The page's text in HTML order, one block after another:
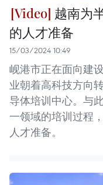
越南为
的人才准备
15/03/2024 10:49
岘港市正在面向建
业朝着高科技方向
导体培训中心。与
一领域的培训过程
人才准备。